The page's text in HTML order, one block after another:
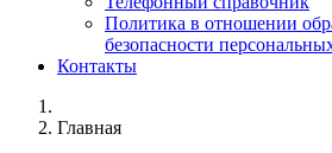
Политика в отношении
безопасности
Контакты
Главная